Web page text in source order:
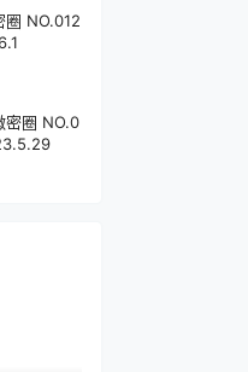
圈 NO.012
密圈 NO.0